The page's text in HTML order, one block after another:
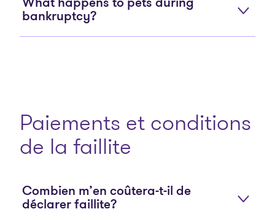
What happens to pets during
bankruptcy?
Paiements et conditions
de la faillite
Combien m’en coûtera-t-il de
déclarer faillite?